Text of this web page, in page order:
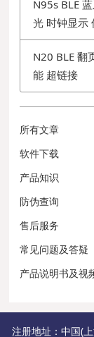
N95s BLE
光 时钟显示
N20 BLE 翻
能 超链接
所有文章
软件下载
产品知识
防伪查询
售后服务
常见问题及答疑
产品说明书及视
注册地址：中国(